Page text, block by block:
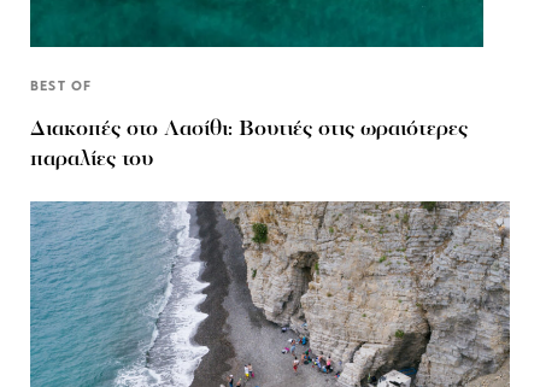
BEST OF
Διακοπές στο Λασίθι: Βουτιές στις ωραιότερες
παραλίες του